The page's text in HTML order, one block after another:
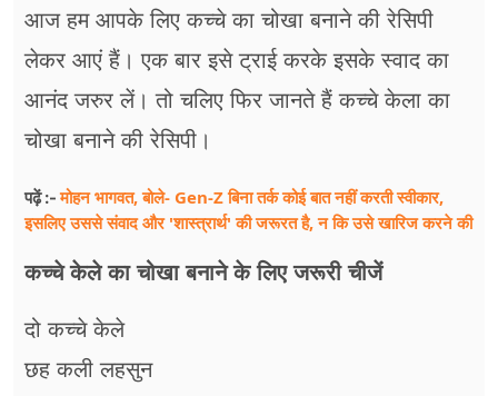
शिक्षा
अन्य खबरें
आज हम आपके लिए कच्चे का चोखा बनाने की रेसिपी
लेकर आएं हैं। एक बार इसे ट्राई करके इसके स्वाद का
आनंद जरुर लें। तो चलिए फिर जानते हैं कच्चे केला का
चोखा बनाने की रेसिपी।
पढ़ें :-मोहन भागवत, बोले- Gen-Z बिना तर्क कोई बात नहीं करती स्वीकार,
इसलिए उससे संवाद और 'शास्त्रार्थ' की जरूरत है, न कि उसे खारिज करने की
कच्चे केले का चोखा बनाने के लिए जरूरी चीजें
दो कच्चे केले
छह कली लहसुन